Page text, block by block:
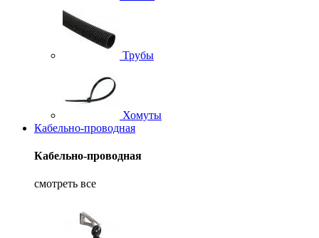
Трубы
Хомуты
Кабельно-проводная
Кабельно-проводная
смотреть все